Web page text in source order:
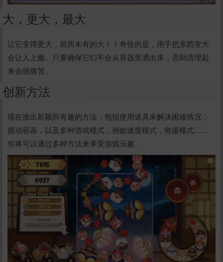
立刻支付
大，更大，最大
让它变得更大，前所未有的大！！奇怪的是，用手把东西变大
会让人上瘾。只要确保它们不会从容器里洒出来，否则清理起
来会很痛苦。
创新方法
现在推出新颖而有趣的方法，包括使用道具来解决困难情况，
摇动容器，以及多种游戏模式，例如速度模式，救援模式……
你将可以通过多种方法来享受游戏乐趣。